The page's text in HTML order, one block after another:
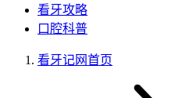
看牙攻略
口腔科普
看牙记网首页